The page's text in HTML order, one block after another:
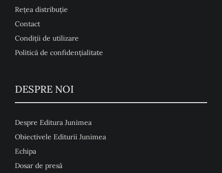
Rețea distribuție
Contact
Condiţii de utilizare
Politică de confidențialitate
DESPRE NOI
Despre Editura Junimea
Obiectivele Editurii Junimea
Echipa
Dosar de presă